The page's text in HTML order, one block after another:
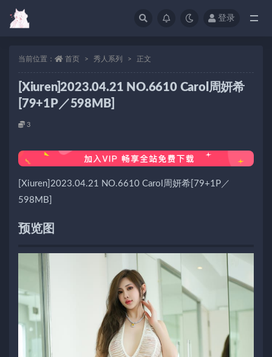
登录
当前位置： 首页 秀人系列 正文
[Xiuren]2023.04.21 NO.6610 Carol周妍希
[79+1P／598MB]
3
[Xiuren]2023.04.21 NO.6610 Carol周妍希[79+1P／
598MB]
预览图